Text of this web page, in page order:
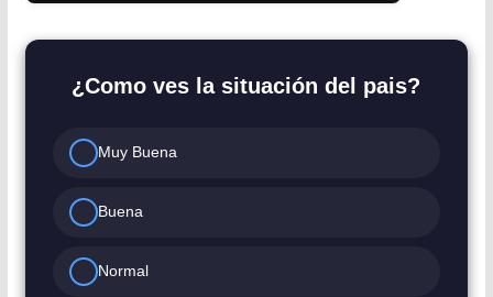
¿Como ves la situación del pais?
Muy Buena
Buena
Normal